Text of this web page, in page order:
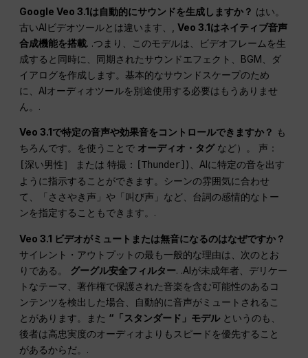
Google Veo 3.1は自動的にサウンドを生成しますか？ はい。
古いAIビデオツールとは違います、,Veo 3.1はネイティブ音声
合成機能を搭載. .つまり、このモデルは、ビデオフレームを生
成すると同時に、同期されたサウンドエフェクト、BGM、ダ
イアログを作成します。基本的なサウンドスケープのため
に、AIオーディオツールを別途使用する必要はもうありませ
ん。.
Veo 3.1で特定の音声や効果音をコントロールできますか？ も
ちろんです。を使うことで オーディオ・タグなど）。 声：
[深い男性］
または特撮：[Thunder] )、AIに特定の音を出す
ように指示することができます。シーンの雰囲気に合わせ
て、「ささやき声」や「叫び声」など、台詞の感情的なトー
ンを指定することもできます。.
Veo 3.1 ビデオがミュートまたは無音になるのはなぜですか？
サイレント・アウトプットの最も一般的な理由は、次のとお
りである。 グーグル安全フィルター. .AIが未成年者、デリケー
トなテーマ、著作権で保護された音楽を含む可能性のあるコ
ンテンツを検出した場合、自動的に音声がミュートされるこ
とがあります。また “「スタンダード」モデルというのも、
後者は高忠実度のオーディオよりもスピードを優先すること
があるからだ。.